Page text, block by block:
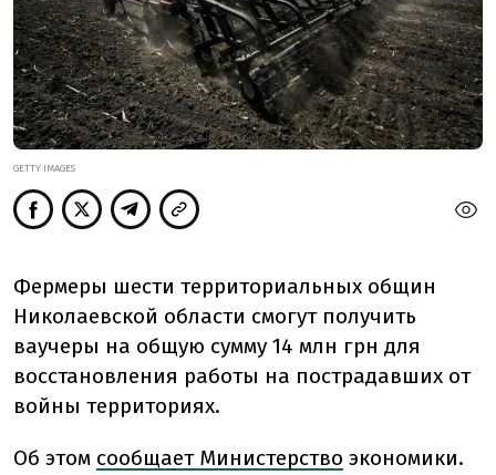
GETTY IMAGES
Фермеры шести территориальных общин
Николаевской области смогут получить
ваучеры на общую сумму 14 млн грн для
восстановления работы на пострадавших от
войны территориях.
Об этом сообщает Министерство экономики.